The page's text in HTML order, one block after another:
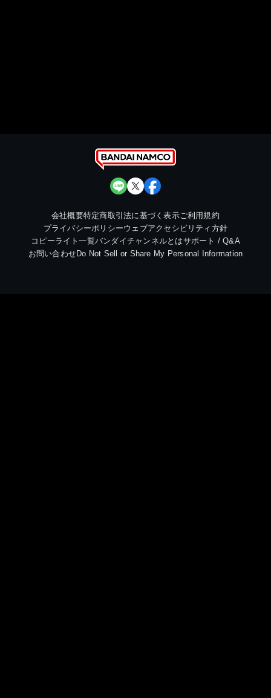
会社概要特定商取引法に基づく表示ご利用規約
プライバシーポリシーウェブアクセシビリティ方針
コピーライト一覧バンダイチャンネルとはサポート / Q&A
お問い合わせDo Not Sell or Share My Personal Information